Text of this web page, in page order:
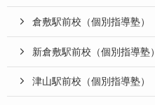
倉敷駅前校（個別指導塾）
新倉敷駅前校（個別指導塾）
津山駅前校（個別指導塾）